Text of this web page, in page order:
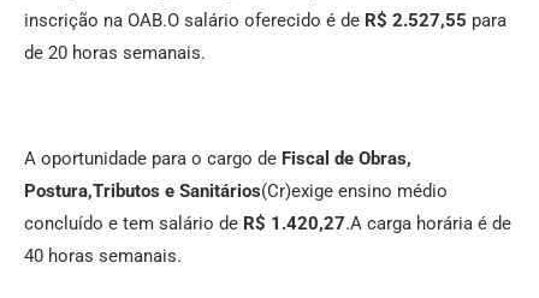
inscrição na OAB.O salário oferecido é de R$ 2.527,55 para
de 20 horas semanais.
A oportunidade para o cargo de Fiscal de Obras,
Postura,Tributos e Sanitários(Cr)exige ensino médio
concluído e tem salário de R$ 1.420,27.A carga horária é de
40 horas semanais.